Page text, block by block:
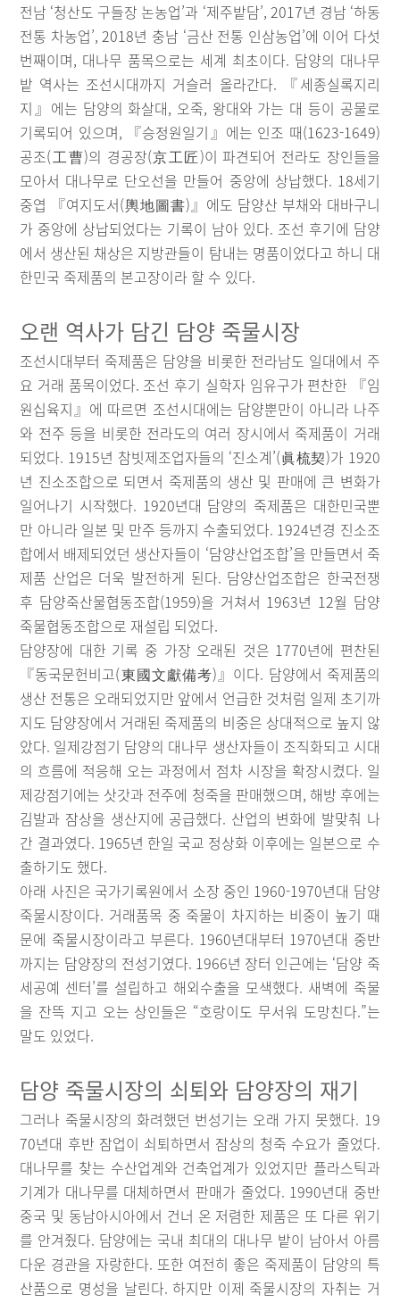
전남 ‘청산도 구들장 논농업’과 ‘제주밭담’, 2017년 경남 ‘하동
전통 차농업’, 2018년 충남 ‘금산 전통 인삼농업’에 이어 다섯
번째이며, 대나무 품목으로는 세계 최초이다. 담양의 대나무
밭 역사는 조선시대까지 거슬러 올라간다. 『세종실록지리
지』에는 담양의 화살대, 오죽, 왕대와 가는 대 등이 공물로
기록되어 있으며, 『승정원일기』에는 인조 때(1623-1649)
공조(工曹)의 경공장(京工匠)이 파견되어 전라도 장인들을
모아서 대나무로 단오선을 만들어 중앙에 상납했다. 18세기
중엽 『여지도서(輿地圖書)』에도 담양산 부채와 대바구니
가 중앙에 상납되었다는 기록이 남아 있다. 조선 후기에 담양
에서 생산된 채상은 지방관들이 탐내는 명품이었다고 하니 대
한민국 죽제품의 본고장이라 할 수 있다.
오랜 역사가 담긴 담양 죽물시장
조선시대부터 죽제품은 담양을 비롯한 전라남도 일대에서 주
요 거래 품목이었다. 조선 후기 실학자 임유구가 편찬한 『임
원십육지』에 따르면 조선시대에는 담양뿐만이 아니라 나주
와 전주 등을 비롯한 전라도의 여러 장시에서 죽제품이 거래
되었다. 1915년 참빗제조업자들의 ‘진소계’(眞梳契)가 1920
년 진소조합으로 되면서 죽제품의 생산 및 판매에 큰 변화가
일어나기 시작했다. 1920년대 담양의 죽제품은 대한민국뿐
만 아니라 일본 및 만주 등까지 수출되었다. 1924년경 진소조
합에서 배제되었던 생산자들이 ‘담양산업조합’을 만들면서 죽
제품 산업은 더욱 발전하게 된다. 담양산업조합은 한국전쟁
후 담양죽산물협동조합(1959)을 거쳐서 1963년 12월 담양
죽물협동조합으로 재설립 되었다.
담양장에 대한 기록 중 가장 오래된 것은 1770년에 편찬된
『동국문헌비고(東國文獻備考)』이다. 담양에서 죽제품의
생산 전통은 오래되었지만 앞에서 언급한 것처럼 일제 초기까
지도 담양장에서 거래된 죽제품의 비중은 상대적으로 높지 않
았다. 일제강점기 담양의 대나무 생산자들이 조직화되고 시대
의 흐름에 적응해 오는 과정에서 점차 시장을 확장시켰다. 일
제강점기에는 삿갓과 전주에 청죽을 판매했으며, 해방 후에는
김발과 잠상을 생산지에 공급했다. 산업의 변화에 발맞춰 나
간 결과였다. 1965년 한일 국교 정상화 이후에는 일본으로 수
출하기도 했다.
아래 사진은 국가기록원에서 소장 중인 1960-1970년대 담양
죽물시장이다. 거래품목 중 죽물이 차지하는 비중이 높기 때
문에 죽물시장이라고 부른다. 1960년대부터 1970년대 중반
까지는 담양장의 전성기였다. 1966년 장터 인근에는 ‘담양 죽
세공예 센터’를 설립하고 해외수출을 모색했다. 새벽에 죽물
을 잔뜩 지고 오는 상인들은 “호랑이도 무서워 도망친다.”는
말도 있었다.
담양 죽물시장의 쇠퇴와 담양장의 재기
그러나 죽물시장의 화려했던 번성기는 오래 가지 못했다. 19
70년대 후반 잠업이 쇠퇴하면서 잠상의 청죽 수요가 줄었다.
대나무를 찾는 수산업계와 건축업계가 있었지만 플라스틱과
기계가 대나무를 대체하면서 판매가 줄었다. 1990년대 중반
중국 및 동남아시아에서 건너 온 저렴한 제품은 또 다른 위기
를 안겨줬다. 담양에는 국내 최대의 대나무 밭이 남아서 아름
다운 경관을 자랑한다. 또한 여전히 좋은 죽제품이 담양의 특
산품으로 명성을 날린다. 하지만 이제 죽물시장의 자취는 거